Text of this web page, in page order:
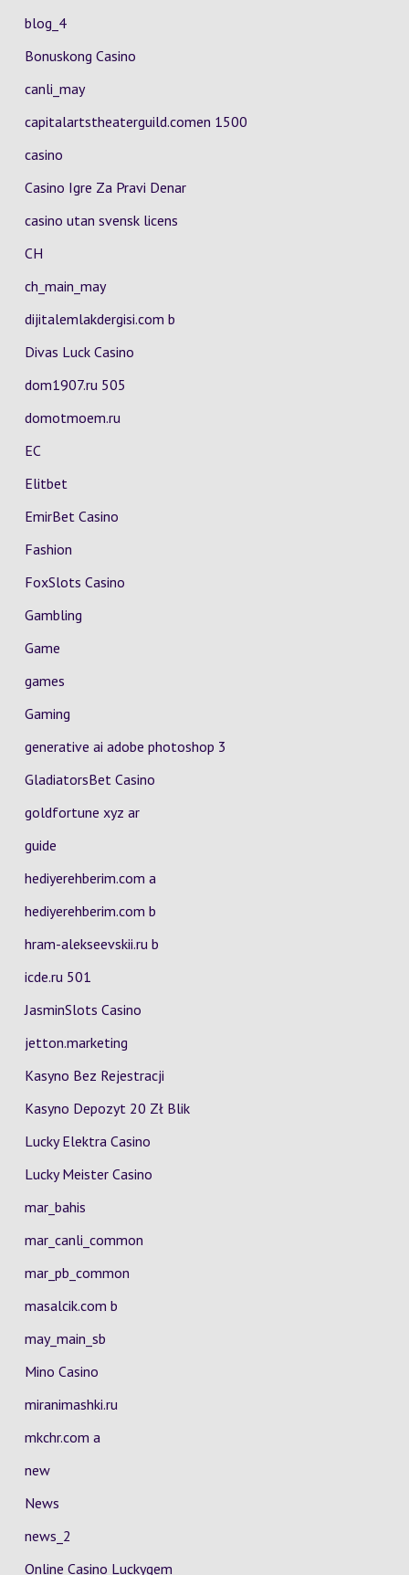
blog_4
Bonuskong Casino
canli_may
capitalartstheaterguild.comen 1500
casino
Casino Igre Za Pravi Denar
casino utan svensk licens
CH
ch_main_may
dijitalemlakdergisi.com b
Divas Luck Casino
dom1907.ru 505
domotmoem.ru
EC
Elitbet
EmirBet Casino
Fashion
FoxSlots Casino
Gambling
Game
games
Gaming
generative ai adobe photoshop 3
GladiatorsBet Casino
goldfortune xyz ar
guide
hediyerehberim.com a
hediyerehberim.com b
hram-alekseevskii.ru b
icde.ru 501
JasminSlots Casino
jetton.marketing
Kasyno Bez Rejestracji
Kasyno Depozyt 20 Zł Blik
Lucky Elektra Casino
Lucky Meister Casino
mar_bahis
mar_canli_common
mar_pb_common
masalcik.com b
may_main_sb
Mino Casino
miranimashki.ru
mkchr.com a
new
News
news_2
Online Casino Luckygem